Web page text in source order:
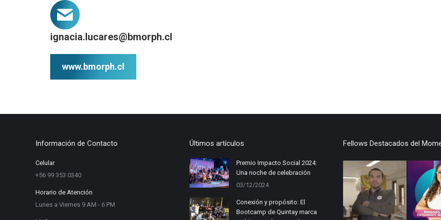
ignacia.lucares@bmorph.cl
www.bmorph.cl
Información de Contacto
Celular
+56 99 353 0340
Horario de Atención
Lunes a Viernes 9 AM - 6 PM
Últimos artículos
Premio Impacto Social 2024:
Una noche de celebración
03/12/2024
Conexión y propósito: El
Bootcamp de Quintay marca
Fellows Destacados del